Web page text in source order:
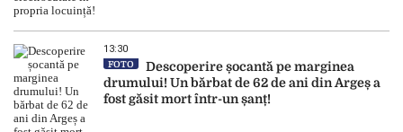
13:30
FOTO
Descoperire șocantă pe marginea
drumului! Un bărbat de 62 de ani din Argeș a
fost găsit mort într-un șanț!